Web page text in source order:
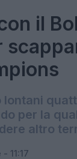
il
lontani
per la
altro
11:17